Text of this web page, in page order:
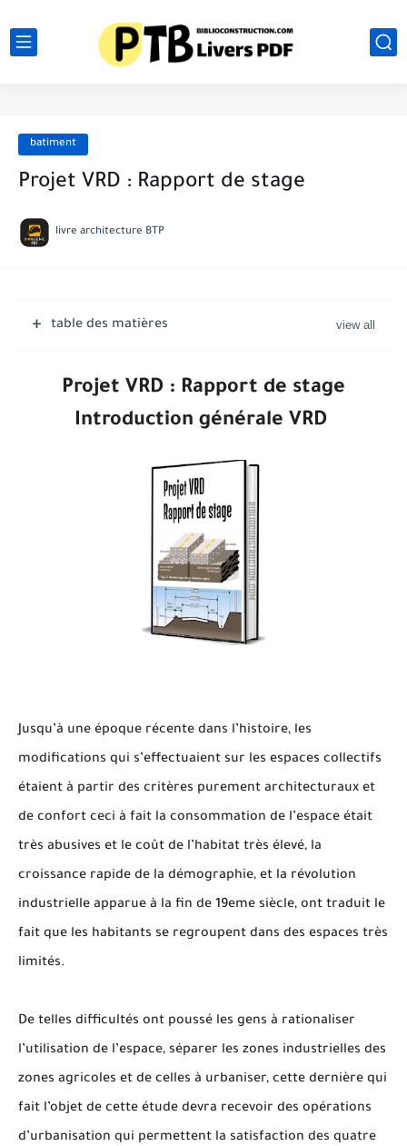
batiment
Projet VRD : Rapport de stage
livre architecture BTP
table des matières
Projet VRD : Rapport de stage
Introduction générale VRD
Jusqu’à une époque récente dans l’histoire, les
modifications qui s’effectuaient sur les espaces collectifs
étaient à partir des critères purement architecturaux et
de confort ceci à fait la consommation de l’espace était
très abusives et le coût de l’habitat très élevé, la
croissance rapide de la démographie, et la révolution
industrielle apparue à la fin de 19eme siècle, ont traduit le
fait que les habitants se regroupent dans des espaces très
limités.
De telles difficultés ont poussé les gens à rationaliser
l’utilisation de l’espace, séparer les zones industrielles des
zones agricoles et de celles à urbaniser, cette dernière qui
fait l’objet de cette étude devra recevoir des opérations
d’urbanisation qui permettent la satisfaction des quatre